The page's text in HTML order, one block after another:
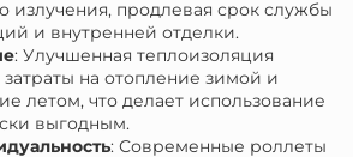
излучения, продлевая срок службы
и внутренней отделки.
: Улучшенная теплоизоляция
затраты на отопление зимой и
летом, что делает использование
выгодным.
: Современные роллеты